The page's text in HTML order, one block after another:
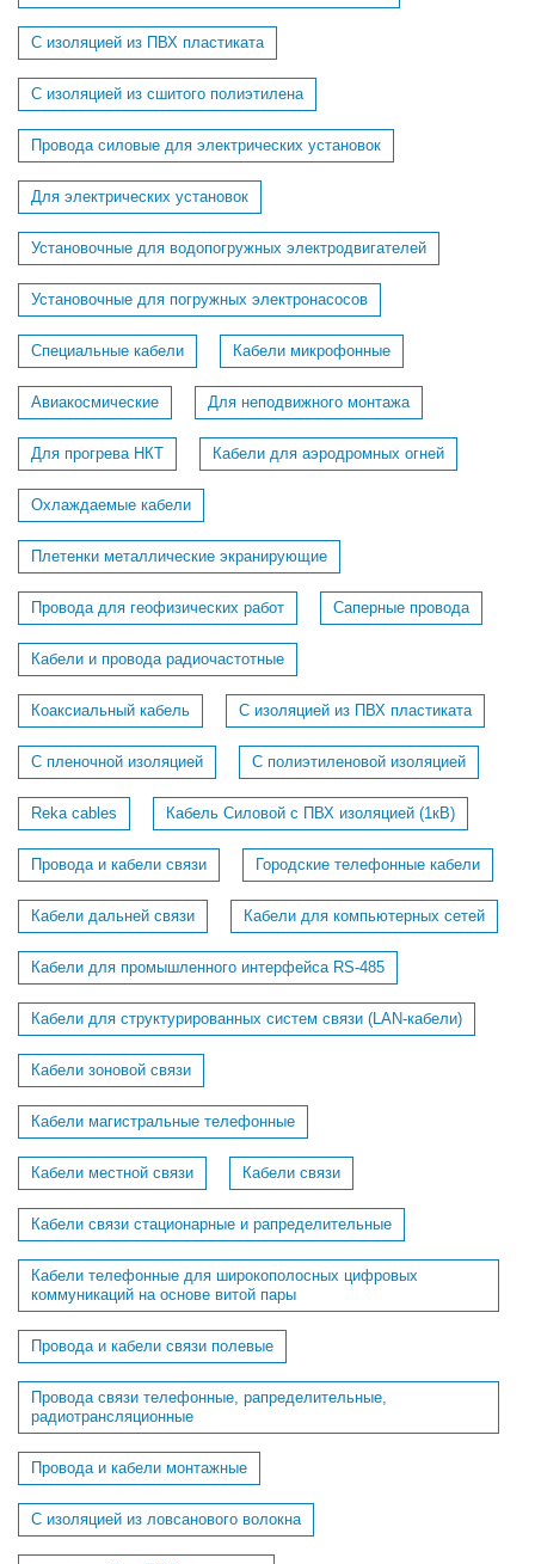
С изоляцией из ПВХ пластиката
С изоляцией из сшитого полиэтилена
Провода силовые для электрических установок
Для электрических установок
Установочные для водопогружных электродвигателей
Установочные для погружных электронасосов
Специальные кабели Кабели микрофонные
Авиакосмические Для неподвижного монтажа
Для прогрева НКТ Кабели для аэродромных огней
Охлаждаемые кабели
Плетенки металлические экранирующие
Провода для геофизических работ Саперные провода
Кабели и провода радиочастотные
Коаксиальный кабель С изоляцией из ПВХ пластиката
С пленочной изоляцией С полиэтиленовой изоляцией
Reka cables Кабель Силовой с ПВХ изоляцией (1кВ)
Провода и кабели связи Городские телефонные кабели
Кабели дальней связи Кабели для компьютерных сетей
Кабели для промышленного интерфейса RS-485
Кабели для структурированных систем связи (LAN-кабели)
Кабели зоновой связи
Кабели магистральные телефонные
Кабели местной связи Кабели связи
Кабели связи стационарные и рапределительные
Кабели телефонные для широкополосных цифровых
коммуникаций на основе витой пары
Провода и кабели связи полевые
Провода связи телефонные, рапределительные,
радиотрансляционные
Провода и кабели монтажные
С изоляцией из ловсанового волокна